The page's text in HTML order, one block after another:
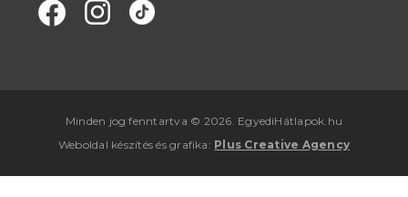
Minden jog fenntartva © 2026. EgyediHátlapok.hu
Weboldal készítés ésgrafika : Plus Creative Agency